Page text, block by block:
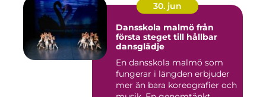
30. jun
Dansskola malmö från
första steget till hållbar
dansglädje
En dansskola malmö som
fungerar i längden erbjuder
mer än bara koreografier och